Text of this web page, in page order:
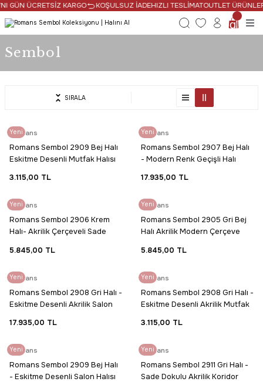
GÜN ÜCRETSİZ KARGO KOŞULSUZ İADEHIZLI TESLİMATOUTLET
Sembol
SIRALA
Yeni
Romans
Romans Sembol 2909 Bej Halı
Eskitme Desenli Mutfak Halısı
3.115,00 TL
Yeni
Romans
Romans Sembol 2907 Bej Halı
- Modern Renk Geçişli Halı
17.935,00 TL
Yeni
Romans
Romans Sembol 2906 Krem
Halı- Akrilik Çerçeveli Sade
5.845,00 TL
Yeni
Romans
Romans Sembol 2905 Gri Bej
Halı Akrilik Modern Çerçeve
5.845,00 TL
Yeni
Romans
Romans Sembol 2908 Gri Halı -
Eskitme Desenli Akrilik Salon
17.935,00 TL
Yeni
Romans
Romans Sembol 2908 Gri Halı -
Eskitme Desenli Akrilik Mutfak
3.115,00 TL
Yeni
Romans
Romans Sembol 2909 Bej Halı
- Eskitme Desenli Salon Halısı
Yeni
Romans
Romans Sembol 2911 Gri Halı -
Sade Dokulu Akrilik Koridor